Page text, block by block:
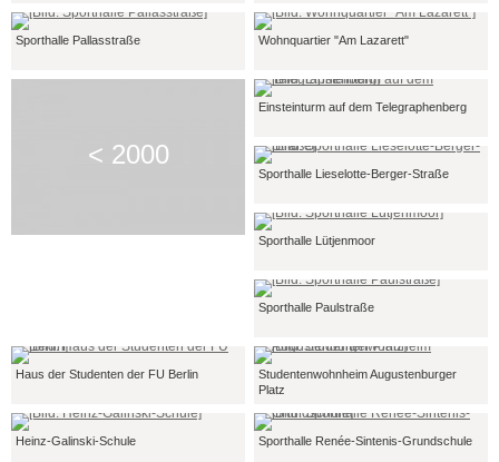
Sporthalle Pallasstraße Wohnquartier "Am Lazarett"
< 2000
Einsteinturm auf dem Telegraphenberg
Sporthalle Lieselotte-Berger-Straße
Sporthalle Lütjenmoor
Sporthalle Paulstraße
Haus der Studenten der FU Berlin
Studentenwohnheim Augustenburger
Platz
Heinz-Galinski-Schule Sporthalle Renée-Sintenis-Grundschule